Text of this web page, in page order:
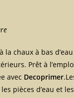
la chaux à bas
Prêt à
avec Decoprimer
pièces d’eau et